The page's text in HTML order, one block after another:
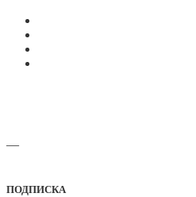
—
ПОДПИСКА